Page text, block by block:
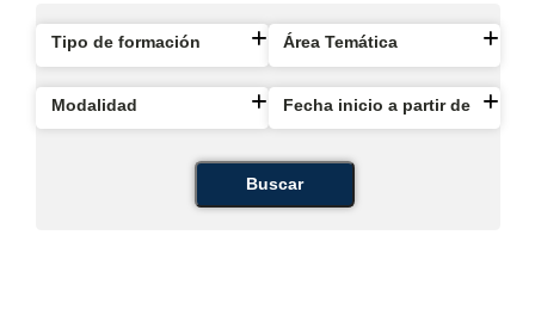
Tipo de formación Área Temática
Modalidad Fecha inicio a partir de
Buscar